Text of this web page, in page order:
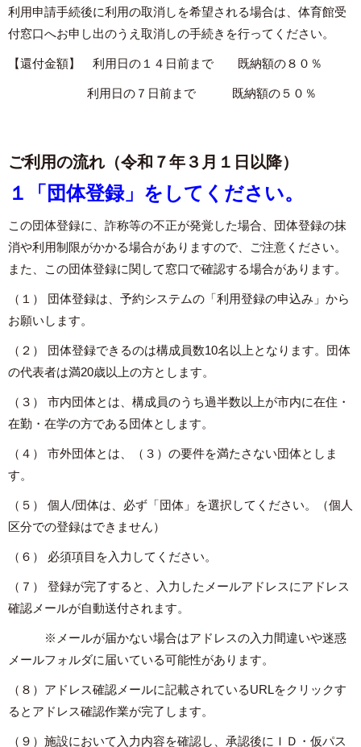
利用申請手続後に利用の取消しを希望される場合は、体育館受
付窓口へお申し出のうえ取消しの手続きを行ってください。
【還付金額】 利用日の１４日前まで 既納額の８０％
利用日の７日前まで 既納額の５０％
ご利用の流れ（令和７年３月１日以降）
１「団体登録」をしてください。
この団体登録に、詐称等の不正が発覚した場合、団体登録の抹
消や利用制限がかかる場合がありますので、ご注意ください。
また、この団体登録に関して窓口で確認する場合があります。
（１） 団体登録は、予約システムの「利用登録の申込み」から
お願いします。
（２） 団体登録できるのは構成員数10名以上となります。団体
の代表者は満20歳以上の方とします。
（３） 市内団体とは、構成員のうち過半数以上が市内に在住・
在勤・在学の方である団体とします。
（４） 市外団体とは、（３）の要件を満たさない団体としま
す。
（５） 個人/団体は、必ず「団体」を選択してください。（個人
区分での登録はできません）
（６） 必須項目を入力してください。
（７） 登録が完了すると、入力したメールアドレスにアドレス
確認メールが自動送付されます。
※メールが届かない場合はアドレスの入力間違いや迷惑
メールフォルダに届いている可能性があります。
（８）アドレス確認メールに記載されているURLをクリックす
るとアドレス確認作業が完了します。
（９）施設において入力内容を確認し、承認後にＩＤ・仮パス